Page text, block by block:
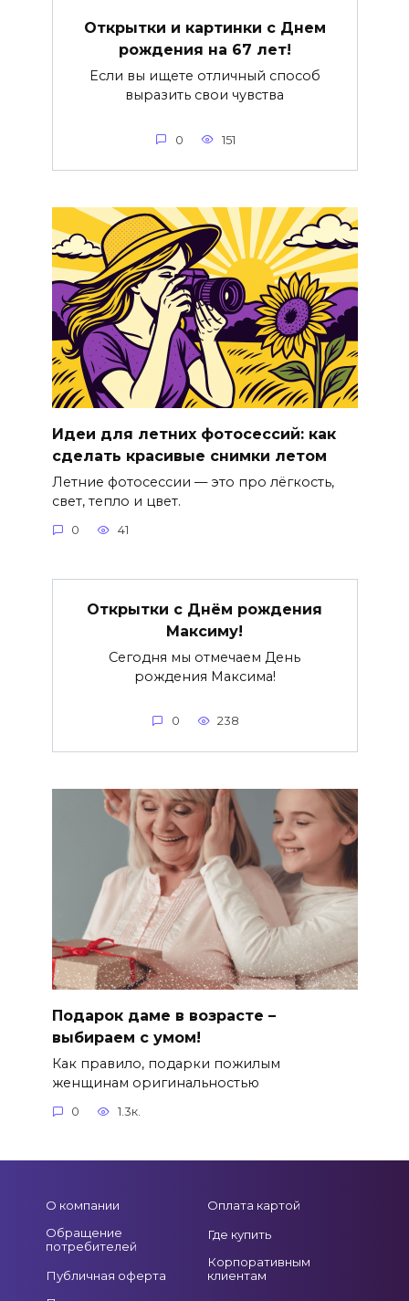
Открытки и картинки с Днем
рождения на 67 лет!
Если вы ищете отличный способ
выразить свои чувства
0 151
Идеи для летних фотосессий: как
сделать красивые снимки летом
Летние фотосессии — это про лёгкость,
свет, тепло и цвет.
0 41
Открытки с Днём рождения
Максиму!
Сегодня мы отмечаем День
рождения Максима!
0 238
Подарок даме в возрасте –
выбираем с умом!
Как правило, подарки пожилым
женщинам оригинальностью
0 1.3к.
О компании
Обращение
потребителей
Публичная оферта
Оплата картой
Где купить
Корпоративным
клиентам